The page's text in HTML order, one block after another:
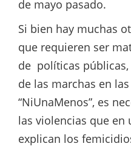
de mayo pasado.
Si bien hay muchas
que requieren ser
de políticas
de las marchas en
“NiUnaMenos”, es
las violencias que en
explican los